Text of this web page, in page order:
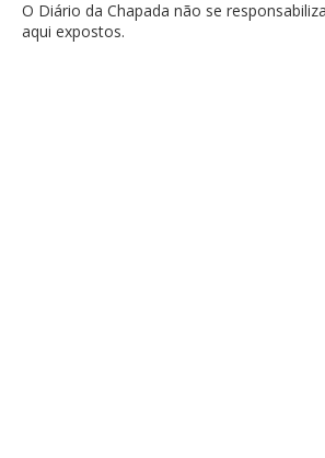
O Diário da Chapada não se
aqui expostos.